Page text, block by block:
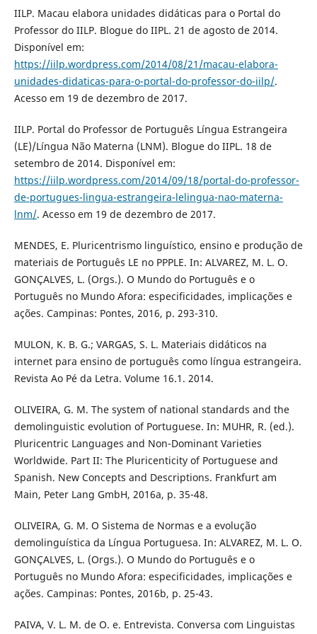
IILP. Macau elabora unidades didáticas para o Portal do
Professor do IILP. Blogue do IIPL. 21 de agosto de 2014.
Disponível em:
https://iilp.wordpress.com/2014/08/21/macau-elabora-
unidades-didaticas-para-o-portal-do-professor-do-iilp/.
Acesso em 19 de dezembro de 2017.
IILP. Portal do Professor de Português Língua Estrangeira
(LE)/Língua Não Materna (LNM). Blogue do IIPL. 18 de
setembro de 2014. Disponível em:
https://iilp.wordpress.com/2014/09/18/portal-do-professor-
de-portugues-lingua-estrangeira-lelingua-nao-materna-
lnm/. Acesso em 19 de dezembro de 2017.
MENDES, E. Pluricentrismo linguístico, ensino e produção de
materiais de Português LE no PPPLE. In: ALVAREZ, M. L. O.
GONÇALVES, L. (Orgs.). O Mundo do Português e o
Português no Mundo Afora: especificidades, implicações e
ações. Campinas: Pontes, 2016, p. 293-310.
MULON, K. B. G.; VARGAS, S. L. Materiais didáticos na
internet para ensino de português como língua estrangeira.
Revista Ao Pé da Letra. Volume 16.1. 2014.
OLIVEIRA, G. M. The system of national standards and the
demolinguistic evolution of Portuguese. In: MUHR, R. (ed.).
Pluricentric Languages and Non-Dominant Varieties
Worldwide. Part II: The Pluricenticity of Portuguese and
Spanish. New Concepts and Descriptions. Frankfurt am
Main, Peter Lang GmbH, 2016a, p. 35-48.
OLIVEIRA, G. M. O Sistema de Normas e a evolução
demolinguística da Língua Portuguesa. In: ALVAREZ, M. L. O.
GONÇALVES, L. (Orgs.). O Mundo do Português e o
Português no Mundo Afora: especificidades, implicações e
ações. Campinas: Pontes, 2016b, p. 25-43.
PAIVA, V. L. M. de O. e. Entrevista. Conversa com Linguistas